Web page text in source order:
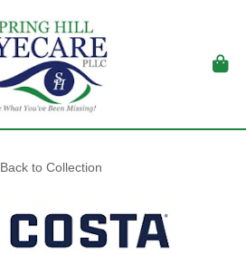
Back to Collection